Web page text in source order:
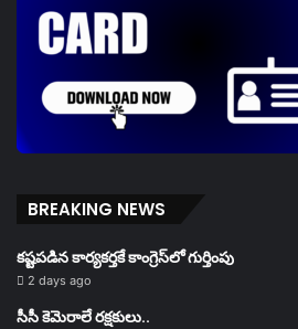
BREAKING NEWS
కష్టపడిన కార్యకర్తకే కాంగ్రెస్‌లో గుర్తింపు
2 days ago
సీసీ కెమెరాలే రక్షకులు..